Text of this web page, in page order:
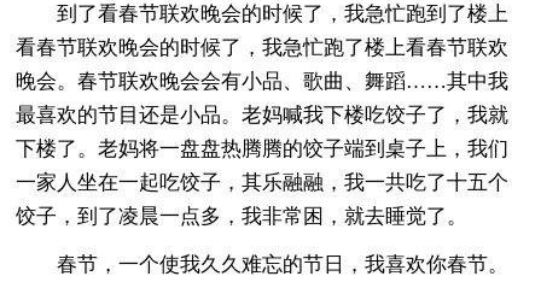
到了看春节联欢晚会的时候了，我急忙跑到了楼上
看春节联欢晚会的时候了，我急忙跑了楼上看春节联欢
晚会。春节联欢晚会会有小品、歌曲、舞蹈……其中我
最喜欢的节目还是小品。老妈喊我下楼吃饺子了，我就
下楼了。老妈将一盘盘热腾腾的饺子端到桌子上，我们
一家人坐在一起吃饺子，其乐融融，我一共吃了十五个
饺子，到了凌晨一点多，我非常困，就去睡觉了。
春节，一个使我久久难忘的节日，我喜欢你春节。